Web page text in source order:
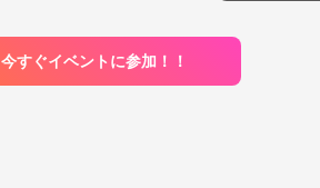
今すぐイベントに参加！！